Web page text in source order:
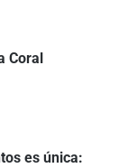
Coral
es única: